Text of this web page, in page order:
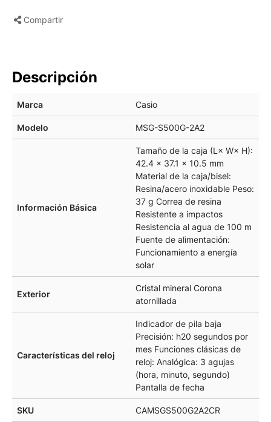
Compartir
Descripción
Marca Casio
Modelo MSG-S500G-2A2
Información Básica
Tamaño de la caja (L× W× H):
42.4 × 37.1 × 10.5 mm
Material de la caja/bisel:
Resina/acero inoxidable Peso:
37 g Correa de resina
Resistente a impactos
Resistencia al agua de 100 m
Fuente de alimentación:
Funcionamiento a energía
solar
Exterior
Cristal mineral Corona
atornillada
Características del reloj
Indicador de pila baja
Precisión: h20 segundos por
mes Funciones clásicas de
reloj: Analógica: 3 agujas
(hora, minuto, segundo)
Pantalla de fecha
SKU CAMSGS500G2A2CR